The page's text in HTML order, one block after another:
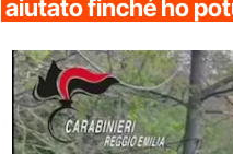
aiutato finché ho